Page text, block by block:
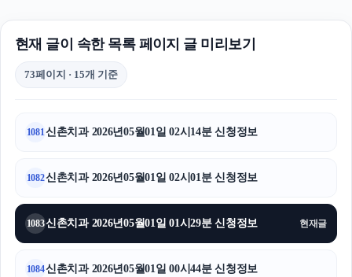
현재 글이 속한 목록 페이지 글 미리보기
73페이지 · 15개 기준
1081신촌치과 2026년05월01일 02시14분 신청정보
1082신촌치과 2026년05월01일 02시01분 신청정보
1083신촌치과 2026년05월01일 01시29분 신청정보 현재글
1084신촌치과 2026년05월01일 00시44분 신청정보